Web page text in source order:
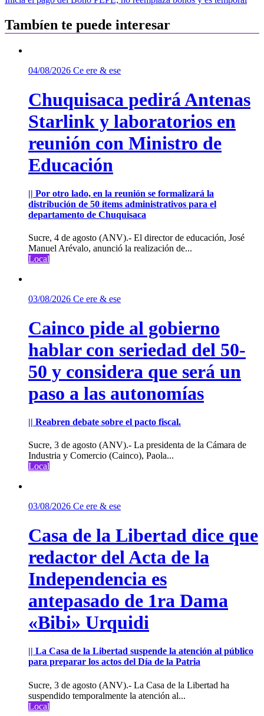
Tambíen te puede interesar
04/08/2026 Ce ere & ese
Chuquisaca pedirá Antenas
Starlink y laboratorios en
reunión con Ministro de
Educación
|| Por otro lado, en la reunión se formalizará la
distribución de 50 ítems administrativos para el
departamento de Chuquisaca
Sucre, 4 de agosto (ANV).- El director de educación, José
Manuel Arévalo, anunció la realización de...
Local
03/08/2026 Ce ere & ese
Cainco pide al gobierno
hablar con seriedad del 50-
50 y considera que será un
paso a las autonomías
|| Reabren debate sobre el pacto fiscal.
Sucre, 3 de agosto (ANV).- La presidenta de la Cámara de
Industria y Comercio (Cainco), Paola...
Local
03/08/2026 Ce ere & ese
Casa de la Libertad dice que
redactor del Acta de la
Independencia es
antepasado de 1ra Dama
«Bibi» Urquidi
|| La Casa de la Libertad suspende la atención al público
para preparar los actos del Día de la Patria
Sucre, 3 de agosto (ANV).- La Casa de la Libertad ha
suspendido temporalmente la atención al...
Local